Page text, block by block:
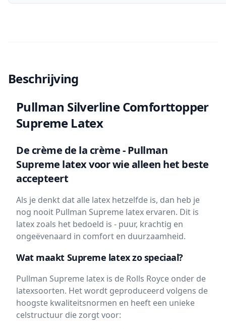
Beschrijving
Pullman Silverline Comforttopper
Supreme Latex
De crème de la crème - Pullman
Supreme latex voor wie alleen het beste
accepteert
Als je denkt dat alle latex hetzelfde is, dan heb je
nog nooit Pullman Supreme latex ervaren. Dit is
latex zoals het bedoeld is - puur, krachtig en
ongeëvenaard in comfort en duurzaamheid.
Wat maakt Supreme latex zo speciaal?
Pullman Supreme latex is de Rolls Royce onder de
latexsoorten. Het wordt geproduceerd volgens de
hoogste kwaliteitsnormen en heeft een unieke
celstructuur die zorgt voor: